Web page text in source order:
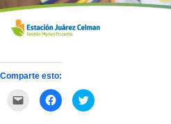
Comparte esto:
Haz
clic
Haz
clic